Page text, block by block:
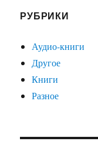
РУБРИКИ
Аудио-книги
Другое
Книги
Разное